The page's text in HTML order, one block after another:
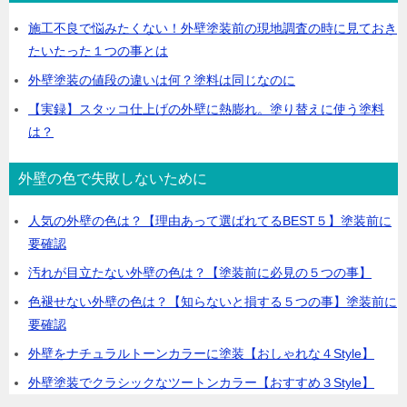
施工不良で悩みたくない！外壁塗装前の現地調査の時に見ておき
たいたった１つの事とは
外壁塗装の値段の違いは何？塗料は同じなのに
【実録】スタッコ仕上げの外壁に熱膨れ。塗り替えに使う塗料
は？
外壁の色で失敗しないために
人気の外壁の色は？【理由あって選ばれてるBEST５】塗装前に
要確認
汚れが目立たない外壁の色は？【塗装前に必見の５つの事】
色褪せない外壁の色は？【知らないと損する５つの事】塗装前に
要確認
外壁をナチュラルトーンカラーに塗装【おしゃれな４Style】
外壁塗装でクラシックなツートンカラー【おすすめ３Style】